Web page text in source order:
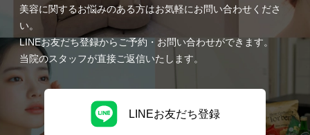
美容に関するお悩みのある方はお気軽にお問い合わせくださ
い。
LINEお友だち登録からご予約・お問い合わせができます。
当院のスタッフが直接ご返信いたします。
LINEお友だち登録